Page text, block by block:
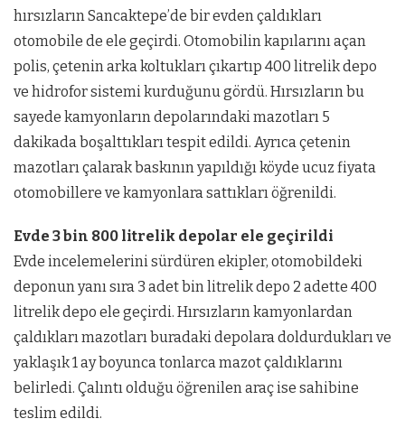
hırsızların Sancaktepe’de bir evden çaldıkları
otomobile de ele geçirdi. Otomobilin kapılarını açan
polis, çetenin arka koltukları çıkartıp 400 litrelik depo
ve hidrofor sistemi kurduğunu gördü. Hırsızların bu
sayede kamyonların depolarındaki mazotları 5
dakikada boşalttıkları tespit edildi. Ayrıca çetenin
mazotları çalarak baskının yapıldığı köyde ucuz fiyata
otomobillere ve kamyonlara sattıkları öğrenildi.
Evde 3 bin 800 litrelik depolar ele geçirildi
Evde incelemelerini sürdüren ekipler, otomobildeki
deponun yanı sıra 3 adet bin litrelik depo 2 adette 400
litrelik depo ele geçirdi. Hırsızların kamyonlardan
çaldıkları mazotları buradaki depolara doldurdukları ve
yaklaşık 1 ay boyunca tonlarca mazot çaldıklarını
belirledi. Çalıntı olduğu öğrenilen araç ise sahibine
teslim edildi.